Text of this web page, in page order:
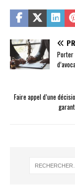
Porter
Faire appel d’une